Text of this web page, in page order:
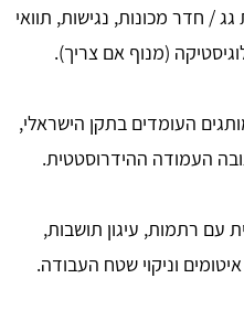
/ חדר מכונות, נגישות, תוואי
(מנוף אם צריך).
העומדים בתקן הישראלי,
העמודה ההידרוסטטית.
עם רתמות, עיגון תושבות,
וניקוי שטח העבודה.